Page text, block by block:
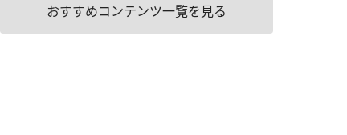
おすすめコンテンツ一覧を見る